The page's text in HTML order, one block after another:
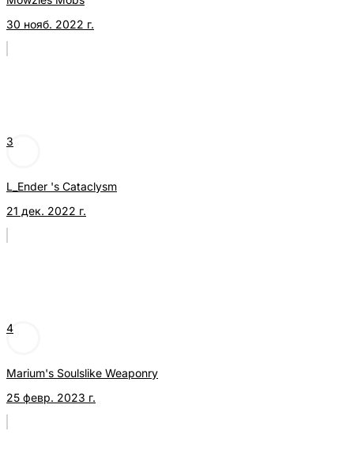
30 нояб. 2022 г.
3
L_Ender 's Cataclysm
21 дек. 2022 г.
4
Marium's Soulslike Weaponry
25 февр. 2023 г.